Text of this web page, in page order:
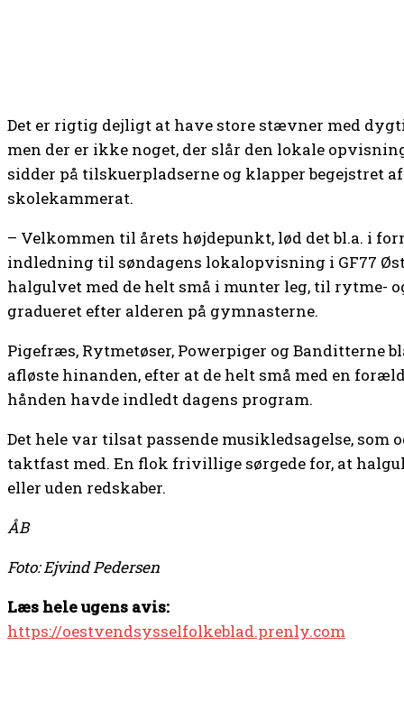
Det er rigtig dejligt at have store stævner med
men der er ikke noget, der slår den lokale
sidder på tilskuerpladserne og klapper begejstret
skolekammerat.
– Velkommen til årets højdepunkt, lød det bl.a. i
indledning til søndagens lokalopvisning i GF77
halgulvet med de helt små i munter leg, til rytme-
gradueret efter alderen på gymnasterne.
Pigefræs, Rytmetøser, Powerpiger og Banditterne
afløste hinanden, efter at de helt små med en
hånden havde indledt dagens program.
Det hele var tilsat passende musikledsagelse,
taktfast med. En flok frivillige sørgede for, at
eller uden redskaber.
ÅB
Foto: Ejvind Pedersen
Læs hele ugens avis:
https://oestvendsysselfolkeblad.prenly.com